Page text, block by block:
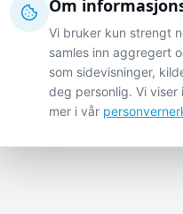
Om
Vi bruker kun strengt
samles inn aggregert
som sidevisninger,
deg personlig. Vi
mer i vår